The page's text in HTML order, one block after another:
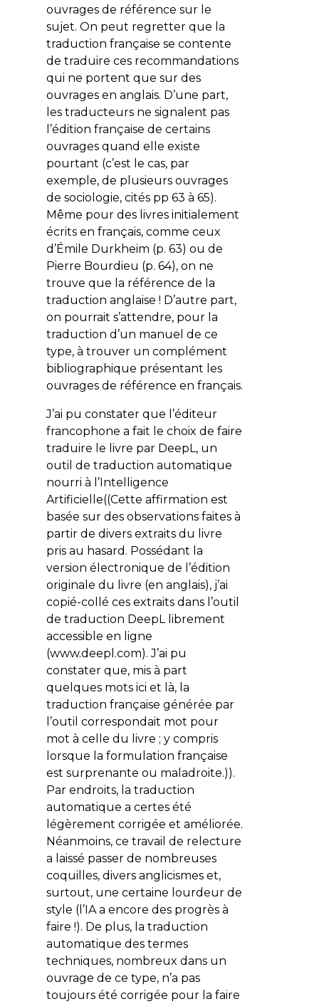
ouvrages de référence sur le
sujet. On peut regretter que la
traduction française se contente
de traduire ces recommandations
qui ne portent que sur des
ouvrages en anglais. D’une part,
les traducteurs ne signalent pas
l’édition française de certains
ouvrages quand elle existe
pourtant (c’est le cas, par
exemple, de plusieurs ouvrages
de sociologie, cités pp 63 à 65).
Même pour des livres initialement
écrits en français, comme ceux
d’Émile Durkheim (p. 63) ou de
Pierre Bourdieu (p. 64), on ne
trouve que la référence de la
traduction anglaise ! D’autre part,
on pourrait s’attendre, pour la
traduction d’un manuel de ce
type, à trouver un complément
bibliographique présentant les
ouvrages de référence en français.
J’ai pu constater que l’éditeur
francophone a fait le choix de faire
traduire le livre par DeepL, un
outil de traduction automatique
nourri à l’Intelligence
Artificielle((Cette affirmation est
basée sur des observations faites à
partir de divers extraits du livre
pris au hasard. Possédant la
version électronique de l’édition
originale du livre (en anglais), j’ai
copié-collé ces extraits dans l’outil
de traduction DeepL librement
accessible en ligne
(www.deepl.com). J’ai pu
constater que, mis à part
quelques mots ici et là, la
traduction française générée par
l’outil correspondait mot pour
mot à celle du livre ; y compris
lorsque la formulation française
est surprenante ou maladroite.)).
Par endroits, la traduction
automatique a certes été
légèrement corrigée et améliorée.
Néanmoins, ce travail de relecture
a laissé passer de nombreuses
coquilles, divers anglicismes et,
surtout, une certaine lourdeur de
style (l’IA a encore des progrès à
faire !). De plus, la traduction
automatique des termes
techniques, nombreux dans un
ouvrage de ce type, n’a pas
toujours été corrigée pour la faire